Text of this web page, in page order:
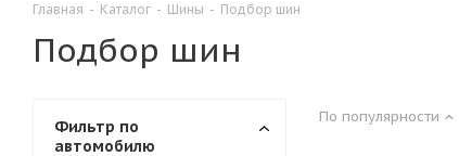
Главная - Каталог - Шины - Подбор шин
Подбор шин
По популярности
Фильтр по
автомобилю